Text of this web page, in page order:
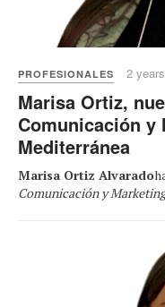
PROFESIONALES 2
Marisa Ortiz,
Comunicación y
Mediterránea
Marisa Ortiz Alvarado
Comunicación y Marketing